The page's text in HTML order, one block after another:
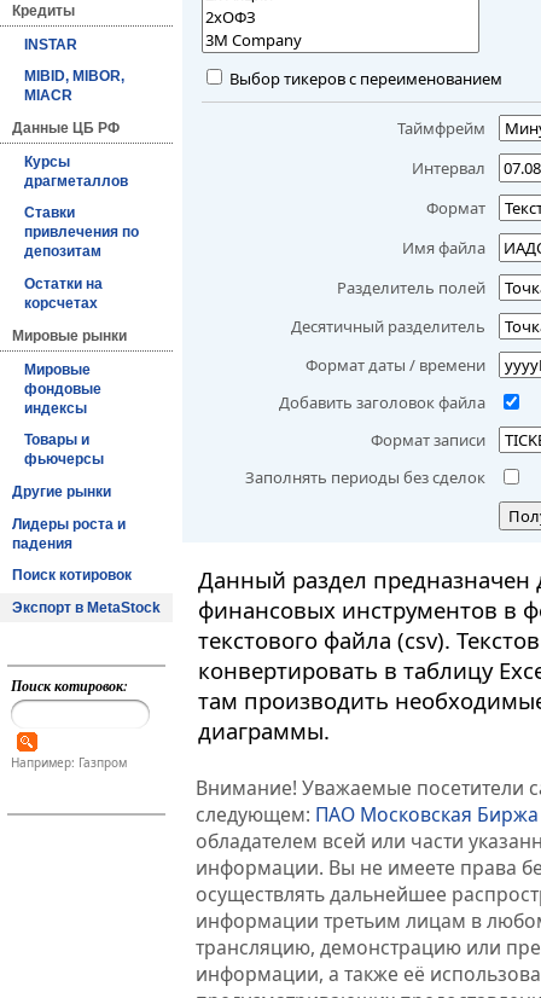
Кредиты
INSTAR
MIBID, MIBOR,
MIACR
Данные ЦБ РФ
Курсы
драгметаллов
Ставки
привлечения по
депозитам
Остатки на
корсчетах
Мировые рынки
Мировые
фондовые
индексы
Товары и
фьючерсы
Другие рынки
Лидеры роста и
падения
Поиск котировок
Экспорт в MetaStock
Поиск котировок:
Например: Газпром
Выбор тикеров с переименованием
Таймфрейм
Интервал
Формат
Имя файла
Разделитель полей
Десятичный разделитель
Формат даты / времени
Добавить заголовок файла
Формат записи
Заполнять периоды без сделок
Данный раздел
финансовых инструментов в
текстового файла (csv).
конвертировать в таблицу
там производить
диаграммы.
Внимание! Уважаемые посетители
следующем: ПАО Московская Биржа
обладателем всей или части
информации. Вы не имеете права
осуществлять дальнейшее
информации третьим лицам в
трансляцию, демонстрацию или
информации, а также её